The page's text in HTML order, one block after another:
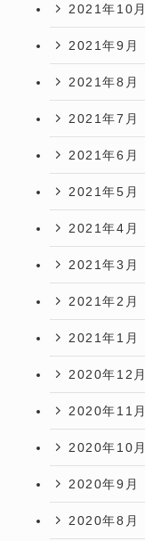
2021年10月
2021年9月
2021年8月
2021年7月
2021年6月
2021年5月
2021年4月
2021年3月
2021年2月
2021年1月
2020年12月
2020年11月
2020年10月
2020年9月
2020年8月